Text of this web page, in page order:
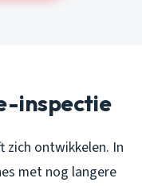
inspectie
zich ontwikkelen. In
met nog langere